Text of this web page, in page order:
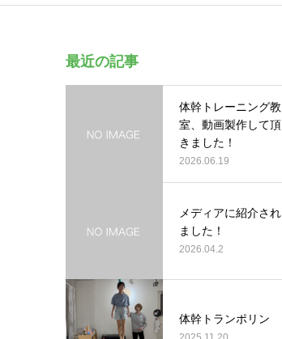
最近の記事
体幹トレーニング教
室、動画製作して頂
きました！
2026.06.19
メディアに紹介され
ました！
2026.04.2
体幹トランポリン